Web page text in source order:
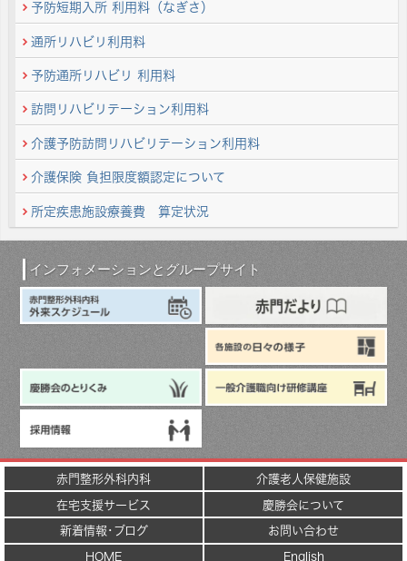
予防短期入所 利用料（なぎさ）
通所リハビリ利用料
予防通所リハビリ 利用料
訪問リハビリテーション利用料
介護予防訪問リハビリテーション利用料
介護保険 負担限度額認定について
所定疾患施設療養費 算定状況
インフォメーションとグループサイト
赤門整形外科内科
介護老人保健施設
在宅支援サービス
慶勝会について
新着情報･ブログ
お問い合わせ
HOME
English